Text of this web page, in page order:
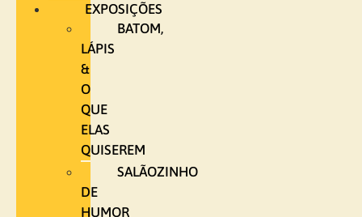
EXPOSIÇÕES
BATOM,
LÁPIS
&
O
QUE
ELAS
QUISEREM
SALÃOZINHO
DE
HUMOR